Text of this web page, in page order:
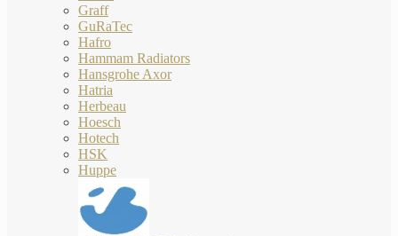
Graff
GuRaTec
Hafro
Hammam Radiators
Hansgrohe Axor
Hatria
Herbeau
Hoesch
Hotech
HSK
Huppe